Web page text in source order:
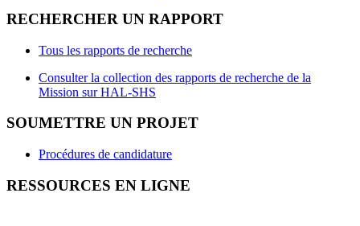
RECHERCHER UN RAPPORT
Tous les rapports de recherche
Consulter la collection des rapports de recherche de la
Mission sur HAL-SHS
SOUMETTRE UN PROJET
Procédures de candidature
RESSOURCES EN LIGNE